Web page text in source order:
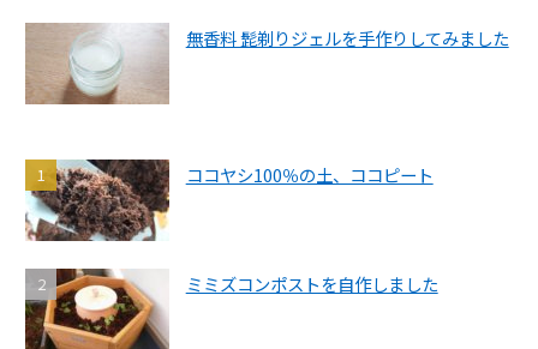
無香料 髭剃りジェルを手作りしてみました
ココヤシ100％の土、ココピート
ミミズコンポストを自作しました